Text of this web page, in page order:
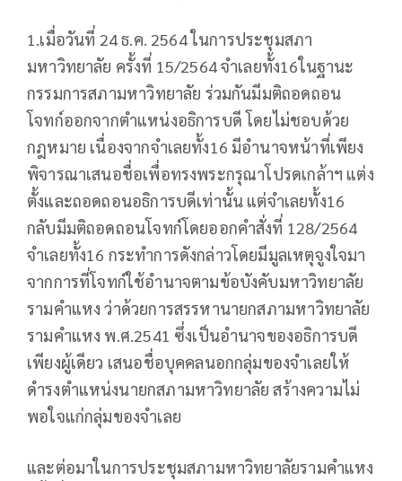
1.เมื่อวันที่ 24 ธ.ค. 2564 ในการประชุมสภา
มหาวิทยาลัย ครั้งที่ 15/2564 จำเลยทั้ง16ในฐานะ
กรรมการสภามหาวิทยาลัย ร่วมกันมีมติถอดถอน
โจทก์ออกจากตำแหน่งอธิการบดี โดยไม่ชอบด้วย
กฎหมาย เนื่องจากจำเลยทั้ง16 มีอำนาจหน้าที่เพียง
พิจารณาเสนอชื่อเพื่อทรงพระกรุณาโปรดเกล้าฯ แต่ง
ตั้งและถอดถอนอธิการบดีเท่านั้น แต่จำเลยทั้ง16
กลับมีมติถอดถอนโจทก์โดยออกคำสั่งที่ 128/2564
จำเลยทั้ง16 กระทำการดังกล่าวโดยมีมูลเหตุจูงใจมา
จากการที่โจทก์ใช้อำนาจตามข้อบังคับมหาวิทยาลัย
รามคำแหง ว่าด้วยการสรรหานายกสภามหาวิทยาลัย
รามคำแหง พ.ศ.2541 ซึ่งเป็นอำนาจของอธิการบดี
เพียงผู้เดียว เสนอชื่อบุคคลนอกกลุ่มของจำเลยให้
ดำรงตำแหน่งนายกสภามหาวิทยาลัย สร้างความไม่
พอใจแก่กลุ่มของจำเลย
และต่อมาในการประชุมสภามหาวิทยาลัยรามคำแหง